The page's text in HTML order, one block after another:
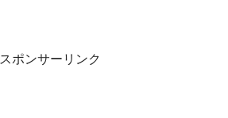
スポンサーリンク